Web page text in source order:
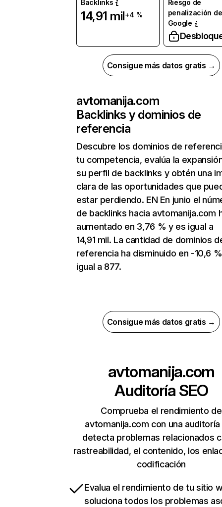
Backlinks
14,91 mil+4 %
Riesgo de
penalización de
Google
Consigue más datos gratis →
avtomanija.com
Backlinks y dominios de
referencia
Descubre los dominios de
tu competencia, evalúa la
su perfil de backlinks y obtén una
clara de las oportunidades que
estar perdiendo. EN En junio el
de backlinks hacia avtomanija.com
aumentado en 3,76 % y es igual a
14,91 mil. La cantidad de dominios
referencia ha disminuido en -10,6
igual a 877.
Consigue más datos gratis →
avtomanija.com
Auditoría SEO
Comprueba el rendimiento de
avtomanija.com con una
detecta problemas relacionados
rastreabilidad, el contenido, los
codificación
Evalua el rendimiento de tu sitio
soluciona todos los problemas